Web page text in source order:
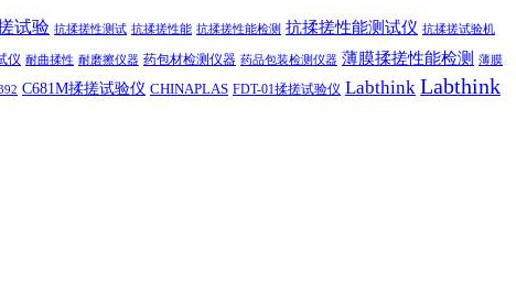
试验 抗揉搓性测试 抗揉搓性能 抗揉搓性能检测 抗揉搓性能测试仪 抗揉搓试验机
仪 耐曲揉性 耐磨擦仪器 药包材检测仪器 药品包装检测仪器 薄膜揉搓性能检测 薄膜
C681M揉搓试验仪 CHINAPLAS FDT-01揉搓试验仪 Labthink Labthink